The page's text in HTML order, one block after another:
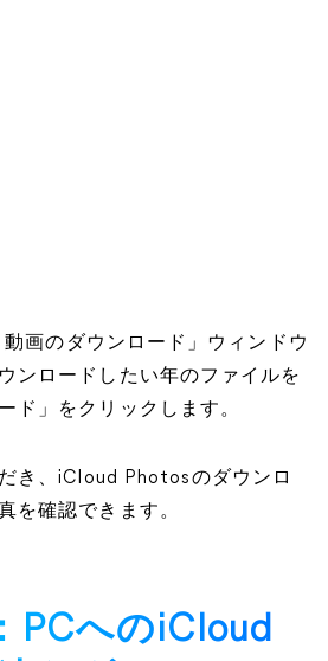
画のダウンロード」ウィンドウ
ンロードしたい年のファイルを
ド」をクリックします。
き、iCloud Photosのダウンロ
を確認できます。
PCへのiCloud